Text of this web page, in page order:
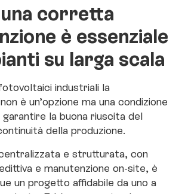
corretta
è essenziale
su larga scala
industriali la
è un’opzione ma una condizione
la buona riuscita del
della produzione.
e strutturata, con
e manutenzione on-site, è
un progetto affidabile da uno a